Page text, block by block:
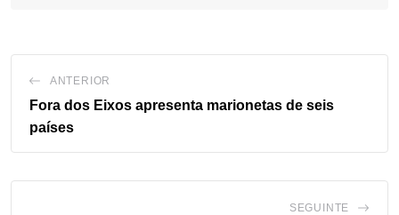
ANTERIOR
Fora dos Eixos apresenta marionetas de seis
países
SEGUINTE